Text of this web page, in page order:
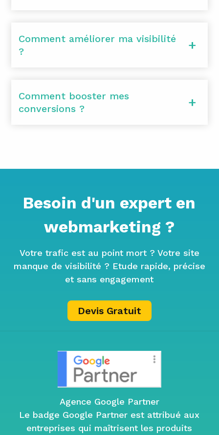
Comment améliorer ma visibilité
?
Comment booster mes
conversions ?
Besoin d'un expert en
webmarketing ?
Votre trafic est au point mort ? Votre site
manque de visibilité ? Etude rapide, précise
et sans engagement
Devis Gratuit
Agence Google Partner
Le badge Google Partner est attribué aux
entreprises qui maîtrisent les produits